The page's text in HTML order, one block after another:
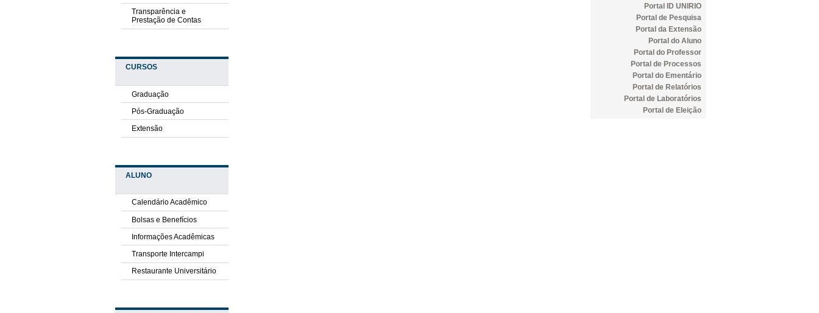
Transparência e
Prestação de Contas
CURSOS
Graduação
Pós-Graduação
Extensão
ALUNO
Calendário Acadêmico
Bolsas e Benefícios
Informações Acadêmicas
Transporte Intercampi
Restaurante Universitário
Portal ID UNIRIO
Portal de Pesquisa
Portal da Extensão
Portal do Aluno
Portal do Professor
Portal de Processos
Portal do Ementário
Portal de Relatórios
Portal de Laboratórios
Portal de Eleição